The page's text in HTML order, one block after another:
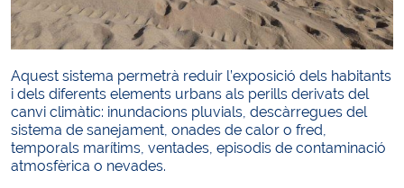
Aquest sistema permetrà reduir l’exposició dels habitants
i dels diferents elements urbans als perills derivats del
canvi climàtic: inundacions pluvials, descàrregues del
sistema de sanejament, onades de calor o fred,
temporals marítims, ventades, episodis de contaminació
atmosfèrica o nevades.